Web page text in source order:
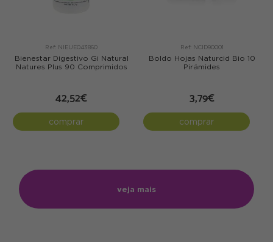
Ref: NIEUE043860
Bienestar Digestivo Gi Natural
Natures Plus 90 Comprimidos
42,52€
comprar
Ref: NCID90001
Boldo Hojas Naturcid Bio 10
Pirámides
3,79€
comprar
veja mais